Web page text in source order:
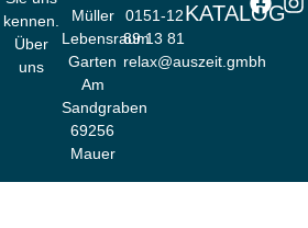
kennen.
Über
uns
Müller
Lebensraum
Garten
Am
Sandgraben
69256
Mauer
0151-12
89 13 81
relax@auszeit.gmbh
KATALOG